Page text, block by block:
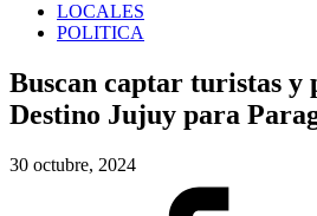
LOCALES
POLITICA
Buscan captar turistas y
Destino Jujuy para
30 octubre, 2024